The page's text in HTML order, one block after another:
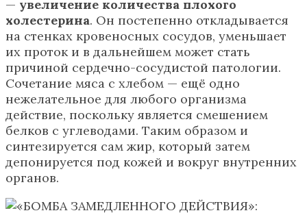
— увеличение количества плохого
холестерина. Он постепенно откладывается
на стенках кровеносных сосудов, уменьшает
их проток и в дальнейшем может стать
причиной сердечно-сосудистой патологии.
Сочетание мяса с хлебом — ещё одно
нежелательное для любого организма
действие, поскольку является смешением
белков с углеводами. Таким образом и
синтезируется сам жир, который затем
депонируется под кожей и вокруг внутренних
органов.